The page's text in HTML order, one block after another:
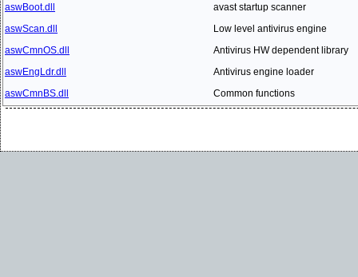
aswBoot.dll
avast startup scanner
aswScan.dll
Low level antivirus engine
aswCmnOS.dll
Antivirus HW dependent library
aswEngLdr.dll
Antivirus engine loader
aswCmnBS.dll
Common functions